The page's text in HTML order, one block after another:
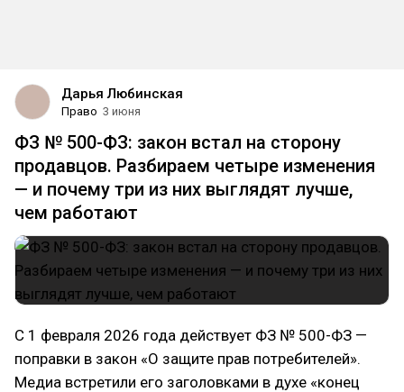
Дарья Любинская
Право 3 июня
ФЗ № 500-ФЗ: закон встал на сторону
продавцов. Разбираем четыре изменения
— и почему три из них выглядят лучше,
чем работают
С 1 февраля 2026 года действует ФЗ № 500-ФЗ —
поправки в закон «О защите прав потребителей».
Медиа встретили его заголовками в духе «конец